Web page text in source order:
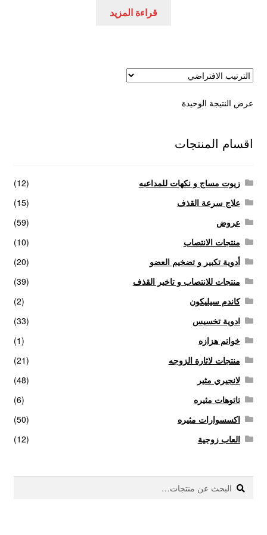
كاندم سيليكون
لانجيري مثير
منتجات الانتصاب
منتجات خاصة بالزوجة
منتجات للانتصاب و تاخير القذف
هو:
قراءة المزيد
عرض النتيجة الوحيدة
اقسام المنتجات
زيوت مساج و نكهات للمداعبه
(12)
علاج سرعة القذف
(15)
عروض
(59)
منتجات الانتصاب
(10)
أدوية تكبير و تضخيم العضو
(20)
منتجات للانتصاب و تاخير القذف
(39)
كاندم سيليكون
(2)
ادوية تخسيس
(33)
خواتم هزازه
(1)
منتجات لاثارة الزوجه
(21)
لانجيري مثير
(48)
تاتوهات مثيره
(6)
اكسسوارات مثيره
(50)
العاب زوجية
(12)
البحث
عن:
بحث